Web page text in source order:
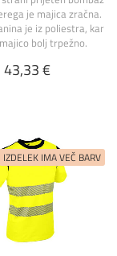
je majica zračna.
je iz poliestra, kar
bolj trpežno.
43,33 €